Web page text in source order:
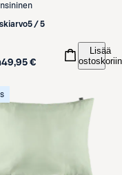
5 / 5
49,95 €
Lisää
ostoskoriin